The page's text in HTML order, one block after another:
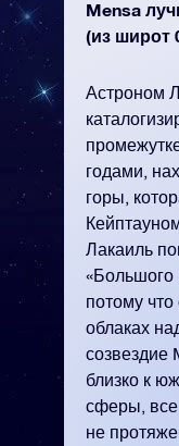
Mensa
(из широт
Астроном
годами,
горы,
Лакаиль
«Большого
потому
облаках
созвездие
близко к
сферы,
не